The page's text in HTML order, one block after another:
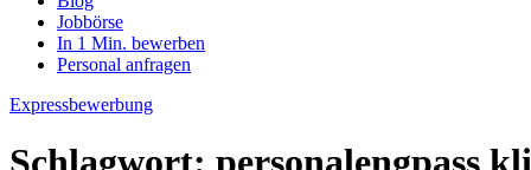
Jobbörse
In 1 Min. bewerben
Personal anfragen
Expressbewerbung